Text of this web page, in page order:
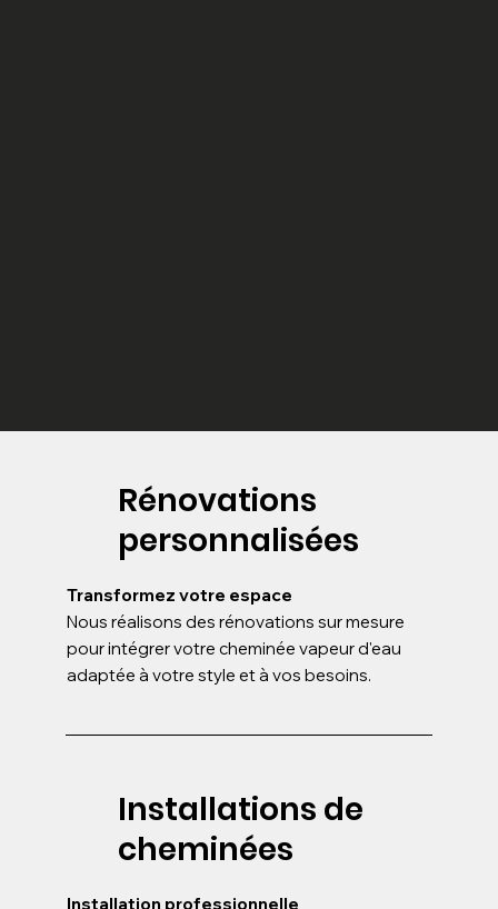
Rénovations
personnalisées
Transformez votre espace
Nous réalisons des rénovations sur mesure
pour intégrer votre cheminée vapeur d'eau
adaptée à votre style et à vos besoins.
Installations de
cheminées
Installation professionnelle